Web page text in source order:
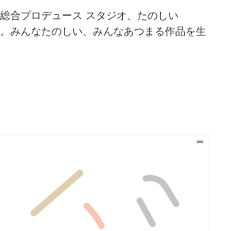
合プロデュース スタジオ、たのしい
みんなたのしい、みんなあつまる作品を生